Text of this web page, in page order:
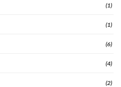
(1)
(1)
(6)
(4)
(2)